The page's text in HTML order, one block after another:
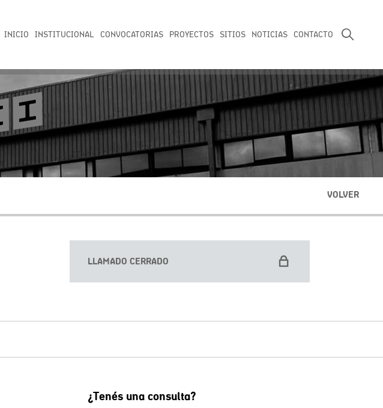
CONTACTO
NOTICIAS
SITIOS
PROYECTOS
CONVOCATORIAS
INSTITUCIONAL
INICIO
VOLVER
LLAMADO CERRADO